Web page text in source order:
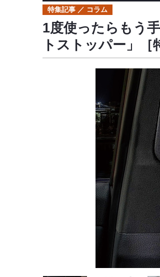
1度使ったらもう
トストッパー」［
特集記事 コラム